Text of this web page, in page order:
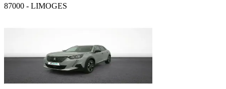
87000 - LIMOGES